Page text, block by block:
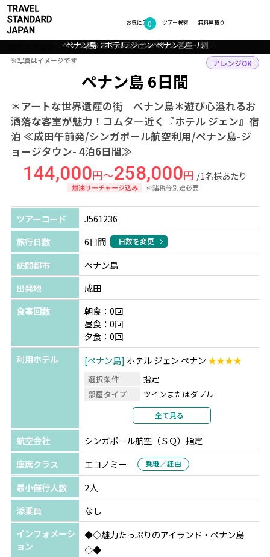
お気に入り
0 無料見積り
ツアー検索
マレーシア ペナン島 ツアー詳細
ペナン島 6日間
＊アートな世界遺産の街 ペナン島＊遊び心溢れるお
洒落な客室が魅力！コムタ―近く『ホテル ジェン』宿
泊 ≪成田午前発/シンガポール航空利用/ペナン島-ジ
ョージタウン- 4泊6日間≫
アレンジOK
144,000円～258,000円 /1名様あたり
燃油サーチャージ込み ※諸税等別途必要
ペナン島：ジョージタウンのカラフルな街並み
ペナン島：プラナカンマンション
ペナン島：ホテル ジェン ペナン 客室一例
ペナン島：ホテル ジェン ペナン プール
フォトギャラリー
※写真はイメージです
※写真はイメージです
ツアーコード
J561236
旅行日数
6日間 日数を変更
訪問都市
ペナン島
出発地
成田
食事回数
朝食：0回
昼食：0回
夕食：0回
利用ホテル
ペナン島 ホテル ジェン ペナン★★★★
選択条件
指定
部屋タイプ
ツインまたはダブル
2名1室利用
部屋カテゴリ
デラックス
全て見る
航空会社
シンガポール航空（ＳＱ）指定
座席クラス
エコノミー 乗継／経由
最小催行人数
2人
添乗員
なし
インフォメーシ
ョン
◆◇魅力たっぷりのアイランド・ペナン島
◇◆